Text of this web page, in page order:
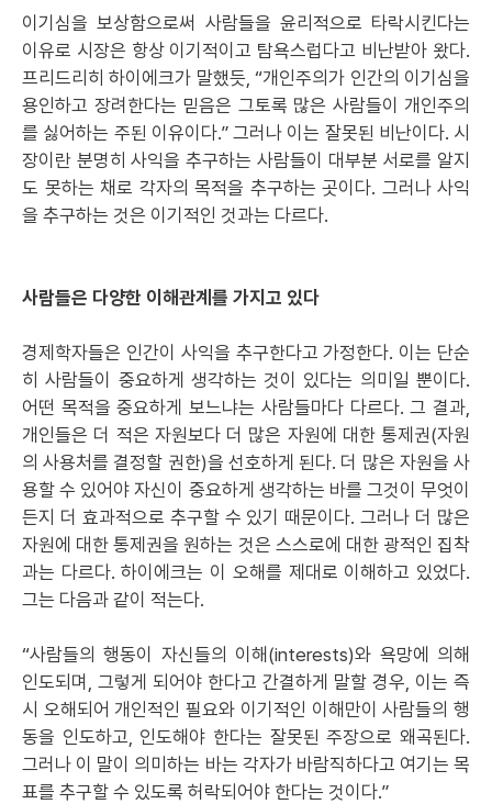
이기심을 보상함으로써 사람들을 윤리적으로 타락시킨다는
이유로 시장은 항상 이기적이고 탐욕스럽다고 비난받아 왔다.
프리드리히 하이에크가 말했듯, “개인주의가 인간의 이기심을
용인하고 장려한다는 믿음은 그토록 많은 사람들이 개인주의
를 싫어하는 주된 이유이다.” 그러나 이는 잘못된 비난이다. 시
장이란 분명히 사익을 추구하는 사람들이 대부분 서로를 알지
도 못하는 채로 각자의 목적을 추구하는 곳이다. 그러나 사익
을 추구하는 것은 이기적인 것과는 다르다.
사람들은 다양한 이해관계를 가지고 있다
경제학자들은 인간이 사익을 추구한다고 가정한다. 이는 단순
히 사람들이 중요하게 생각하는 것이 있다는 의미일 뿐이다.
어떤 목적을 중요하게 보느냐는 사람들마다 다르다. 그 결과,
개인들은 더 적은 자원보다 더 많은 자원에 대한 통제권(자원
의 사용처를 결정할 권한)을 선호하게 된다. 더 많은 자원을 사
용할 수 있어야 자신이 중요하게 생각하는 바를 그것이 무엇이
든지 더 효과적으로 추구할 수 있기 때문이다. 그러나 더 많은
자원에 대한 통제권을 원하는 것은 스스로에 대한 광적인 집착
과는 다르다. 하이에크는 이 오해를 제대로 이해하고 있었다.
그는 다음과 같이 적는다.
“사람들의 행동이 자신들의 이해(interests)와 욕망에 의해
인도되며, 그렇게 되어야 한다고 간결하게 말할 경우, 이는 즉
시 오해되어 개인적인 필요와 이기적인 이해만이 사람들의 행
동을 인도하고, 인도해야 한다는 잘못된 주장으로 왜곡된다.
그러나 이 말이 의미하는 바는 각자가 바람직하다고 여기는 목
표를 추구할 수 있도록 허락되어야 한다는 것이다.”